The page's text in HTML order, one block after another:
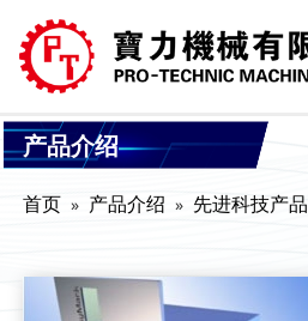
产品介绍
首页 产品介绍 先进科技产品